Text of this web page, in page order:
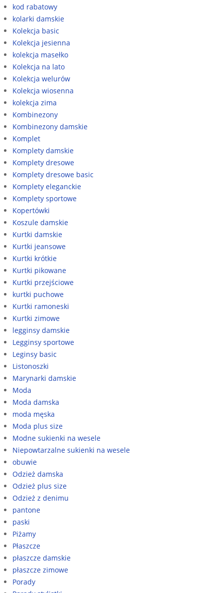
kod rabatowy
kolarki damskie
Kolekcja basic
Kolekcja jesienna
kolekcja masełko
Kolekcja na lato
Kolekcja welurów
Kolekcja wiosenna
kolekcja zima
Kombinezony
Kombinezony damskie
Komplet
Komplety damskie
Komplety dresowe
Komplety dresowe basic
Komplety eleganckie
Komplety sportowe
Kopertówki
Koszule damskie
Kurtki damskie
Kurtki jeansowe
Kurtki krótkie
Kurtki pikowane
Kurtki przejściowe
kurtki puchowe
Kurtki ramoneski
Kurtki zimowe
legginsy damskie
Legginsy sportowe
Leginsy basic
Listonoszki
Marynarki damskie
Moda
Moda damska
moda męska
Moda plus size
Modne sukienki na wesele
Niepowtarzalne sukienki na wesele
obuwie
Odzież damska
Odzież plus size
Odzież z denimu
pantone
paski
Piżamy
Płaszcze
płaszcze damskie
płaszcze zimowe
Porady